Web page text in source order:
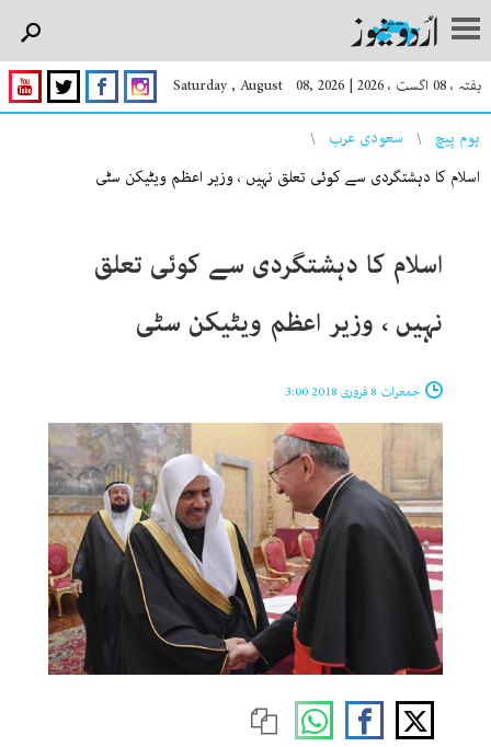
ہفتہ ، 08 اگست ، 2026 |
Saturday , August 08, 2026
You are here
ہوم پیچ
سعودی عرب
اسلام کا دہشتگردی سے کوئی تعلق نہیں ، وزیر اعظم ویٹیکن سٹی
اسلام کا دہشتگردی سے کوئی تعلق
نہیں ، وزیر اعظم ویٹیکن سٹی
جمعرات 8 فروری 2018 3:00